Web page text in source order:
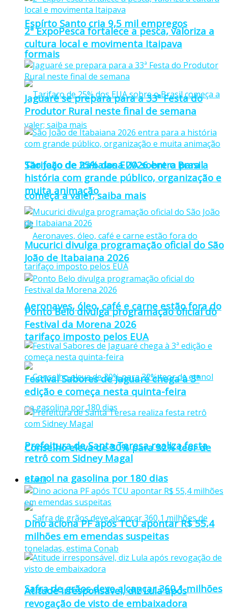
Espírto Santo cria 9,5 mil empregos
formais
Tarifaço de 25% dos EUA sobre o Brasil
começa a valer; saiba mais
Aeronaves, óleo, café e carne estão fora do
tarifaço imposto pelos EUA
Conselho eleva de 30% para 32% teor de
etanol na gasolina por 180 dias
Safra de grãos deve alcançar 360,1 milhões
2ª ExpoPesca fortalece a pesca, valoriza a
cultura local e movimenta Itaipava
Jaguaré se prepara para a 33ª Festa do
Produtor Rural neste final de semana
São João de Itabaiana 2026 entra para a
história com grande público, organização e
muita animação
Mucurici divulga programação oficial do São
João de Itabaiana 2026
Ponto Belo divulga programação oficial do
Festival da Morena 2026
Festival Sabores de Jaguaré chega à 3ª
edição e começa nesta quinta-feira
Prefeitura de Santa Teresa realiza festa
retrô com Sidney Magal
Brasil
Dino aciona PF após TCU apontar R$ 55,4
milhões em emendas suspeitas
Atitude irresponsável, diz Lula após
revogação de visto de embaixadora